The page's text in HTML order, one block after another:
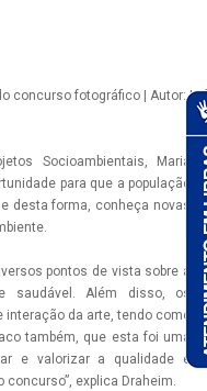
concurso fotográfico | Autor:
Socioambientais, Maria
para que a população
desta forma, conheça novas
pontos de vista sobre a
saudável. Além disso, os
da arte, tendo como
também, que esta foi uma
e valorizar a qualidade e
explica Draheim.